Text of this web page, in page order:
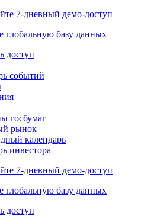
7-дневный демо-доступ
глобальную базу данных
доступ
событий
госбумаг
рынок
календарь
инвестора
7-дневный демо-доступ
глобальную базу данных
доступ